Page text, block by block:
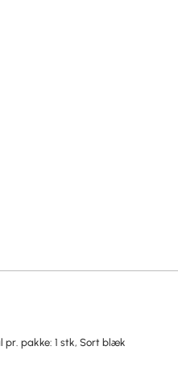
pr. pakke: 1 stk, Sort blæk